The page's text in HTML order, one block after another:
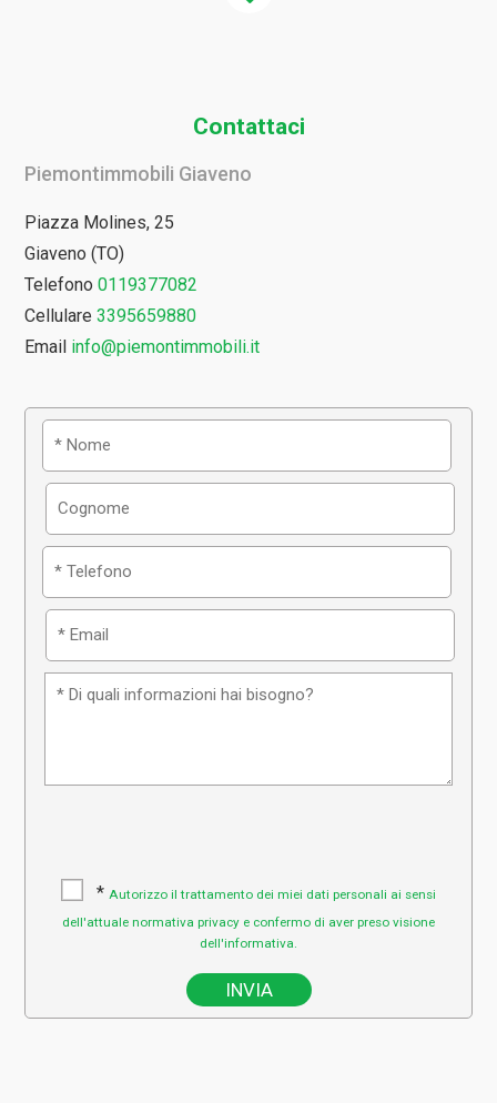
Contattaci
Piemontimmobili Giaveno
Piazza Molines, 25
Giaveno (TO)
Telefono 0119377082
Cellulare 3395659880
Email info@piemontimmobili.it
* Autorizzo il trattamento dei miei dati personali ai sensi
dell'attuale normativa privacy e confermo di aver preso visione
dell'informativa.